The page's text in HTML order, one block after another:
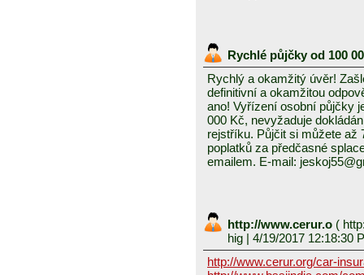
Rychlé půjčky od 100
Rychlý a okamžitý úvěr!
definitivní a okamžitou
ano! Vyřízení osobní půjčky
000 Kč, nevyžaduje
rejstříku. Půjčit si můžete až
poplatků za předčasné
emailem. E-mail:
http://www.cerur.o (
hig | 4/19/2017 12:18:30
http://www.cerur.org/car-